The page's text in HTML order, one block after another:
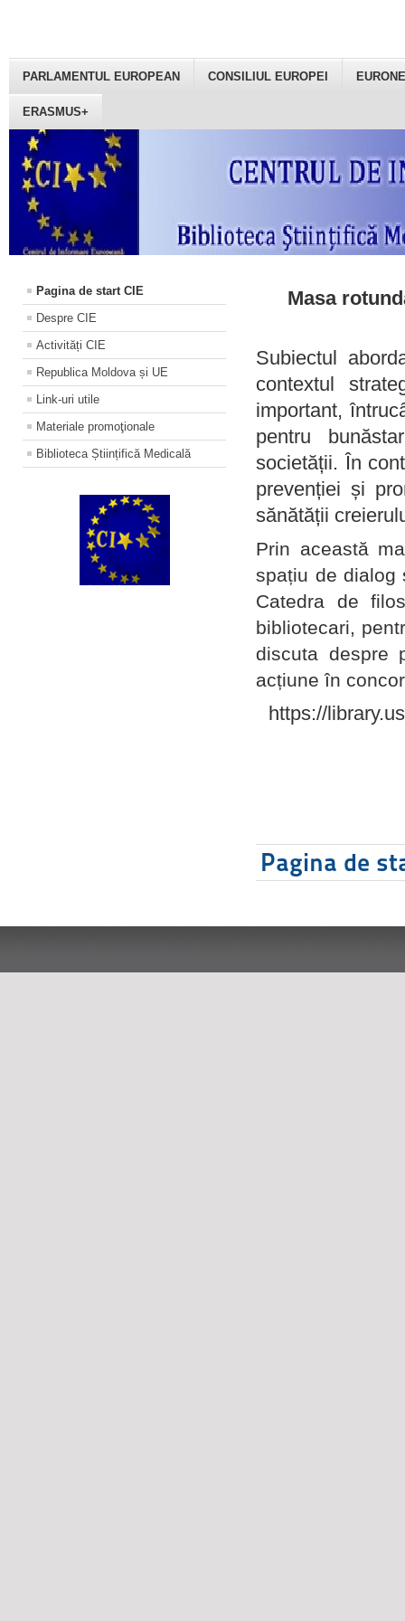
PARLAMENTUL EUROPEAN CONSILIUL EUROPEI
ERASMUS+
Pagina de start CIE
Despre CIE
Activități CIE
Republica Moldova și UE
Link-uri utile
Materiale promoţionale
Biblioteca Științifică Medicală
Masa
Subiectul
contextul
important,
pentru
societății. În
prevenției și
sănătății
Prin această
spațiu de dialog
Catedra de
bibliotecari,
discuta despre
acțiune în
https://
Pagina de